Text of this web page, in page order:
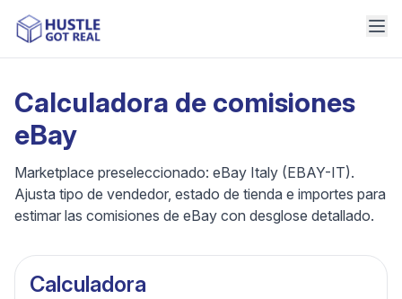
Calculadora de comisiones
eBay
Marketplace preseleccionado: eBay Italy (EBAY-IT).
Ajusta tipo de vendedor, estado de tienda e importes para
estimar las comisiones de eBay con desglose detallado.
Calculadora